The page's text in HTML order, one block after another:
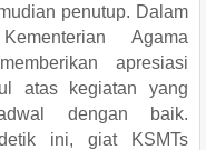
penutup. Dalam
Agama
apresiasi
atas kegiatan yang
dengan baik.
ini, giat KSMTs